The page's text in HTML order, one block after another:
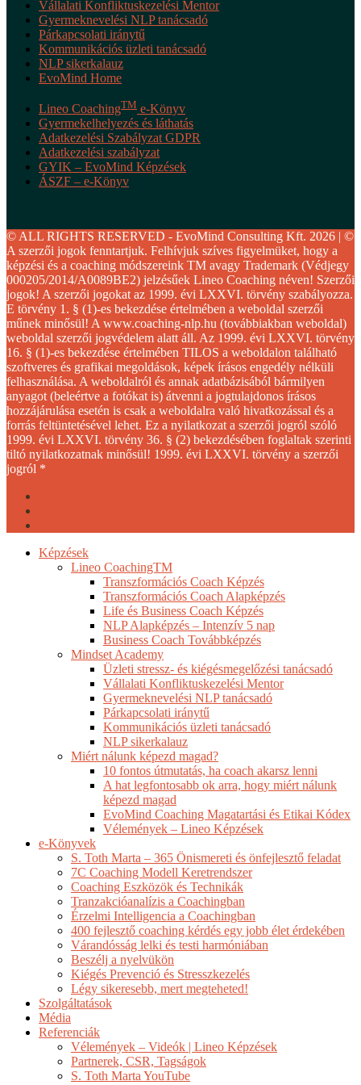
Vállalati Konfliktuskezelési Mentor
Gyermeknevelési NLP tanácsadó
Párkapcsolati iránytű
Kommunikációs üzleti tanácsadó
NLP sikerkalauz
EvoMind Home
Lineo CoachingTM e-Könyv
Gyermekelhelyezés és láthatás
Adatkezelési Szabályzat GDPR
Adatkezelési szabályzat
GYIK – EvoMind Képzések
ÁSZF – e-Könyv
© ALL RIGHTS RESERVED - EvoMind Consulting Kft. 2026 | ©
A szerzői jogok fenntartjuk. Felhívjuk szíves figyelmüket, hogy a
képzési és a coaching módszereink TM avagy Trademark (Védjegy
000205/2014/A0089BE2) jelzésűek Lineo Coaching néven! Szerzői
jogok! A szerzői jogokat az 1999. évi LXXVI. törvény szabályozza.
E törvény 1. § (1)-es bekezdése értelmében a weboldal szerzői
műnek minősül! A www.coaching-nlp.hu (továbbiakban weboldal)
weboldal szerzői jogvédelem alatt áll. Az 1999. évi LXXVI. törvény
16. § (1)-es bekezdése értelmében TILOS a weboldalon található
szoftveres és grafikai megoldások, képek írásos engedély nélküli
felhasználása. A weboldalról és annak adatbázisából bármilyen
anyagot (beleértve a fotókat is) átvenni a jogtulajdonos írásos
hozzájárulása esetén is csak a weboldalra való hivatkozással és a
forrás feltüntetésével lehet. Ez a nyilatkozat a szerzői jogról szóló
1999. évi LXXVI. törvény 36. § (2) bekezdésében foglaltak szerinti
tiltó nyilatkozatnak minősül! 1999. évi LXXVI. törvény a szerzői
jogról *
Close
Képzések
Lineo CoachingTM
Transzformációs Coach Képzés
Transzformációs Coach Alapképzés
Life és Business Coach Képzés
NLP Alapképzés – Intenzív 5 nap
Business Coach Továbbképzés
Mindset Academy
Üzleti stressz- és kiégésmegelőzési tanácsadó
Vállalati Konfliktuskezelési Mentor
Gyermeknevelési NLP tanácsadó
Párkapcsolati iránytű
Kommunikációs üzleti tanácsadó
NLP sikerkalauz
Miért nálunk képezd magad?
10 fontos útmutatás, ha coach akarsz lenni
A hat legfontosabb ok arra, hogy miért nálunk
képezd magad
EvoMind Coaching Magatartási és Etikai Kódex
Vélemények – Lineo Képzések
e-Könyvek
S. Toth Marta – 365 Önismereti és önfejlesztő feladat
7C Coaching Modell Keretrendszer
Coaching Eszközök és Technikák
Tranzakcióanalízis a Coachingban
Érzelmi Intelligencia a Coachingban
400 fejlesztő coaching kérdés egy jobb élet érdekében
Várandósság lelki és testi harmóniában
Beszélj a nyelvükön
Kiégés Prevenció és Stresszkezelés
Légy sikeresebb, mert megteheted!
Szolgáltatások
Média
Referenciák
Vélemények – Videók | Lineo Képzések
Partnerek, CSR, Tagságok
S. Toth Marta YouTube